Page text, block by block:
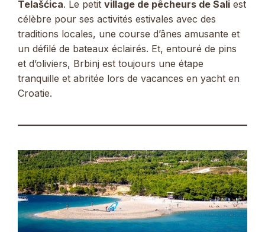
Telašćica. Le petit village de pêcheurs de Sali est
célèbre pour ses activités estivales avec des
traditions locales, une course d’ânes amusante et
un défilé de bateaux éclairés. Et, entouré de pins
et d’oliviers, Brbinj est toujours une étape
tranquille et abritée lors de vacances en yacht en
Croatie.